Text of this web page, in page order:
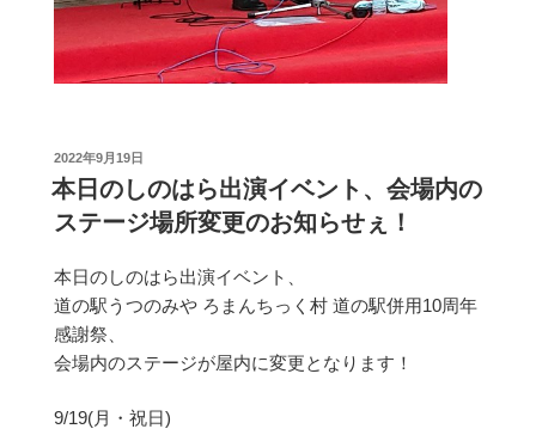
投
稿
日:
2022年9月19日
本日のしのはら出演イベント、会場内の
ステージ場所変更のお知らせぇ！
本日のしのはら出演イベント、
道の駅うつのみや ろまんちっく村 道の駅併用10周年
感謝祭、
会場内のステージが屋内に変更となります！
9/19(月・祝日)